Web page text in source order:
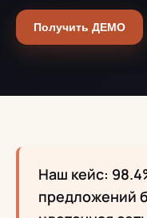
Получить ДЕМО
Наш кейс:
предложений